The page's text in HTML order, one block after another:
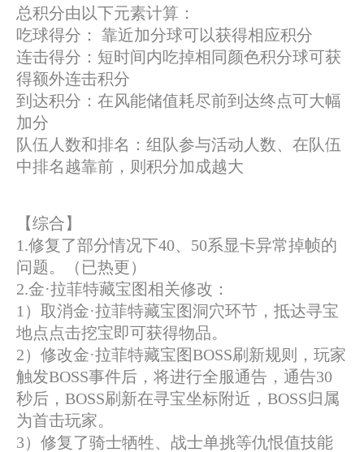
总积分由以下元素计算：
吃球得分： 靠近加分球可以获得相应积分
连击得分：短时间内吃掉相同颜色积分球可获
得额外连击积分
到达积分：在风能储值耗尽前到达终点可大幅
加分
队伍人数和排名：组队参与活动人数、在队伍
中排名越靠前，则积分加成越大
【综合】
1.修复了部分情况下40、50系显卡异常掉帧的
问题。（已热更）
2.金·拉菲特藏宝图相关修改：
1）取消金·拉菲特藏宝图洞穴环节，抵达寻宝
地点点击挖宝即可获得物品。
2）修改金·拉菲特藏宝图BOSS刷新规则，玩家
触发BOSS事件后，将进行全服通告，通告30
秒后，BOSS刷新在寻宝坐标附近，BOSS归属
为首击玩家。
3）修复了骑士牺牲、战士单挑等仇恨值技能